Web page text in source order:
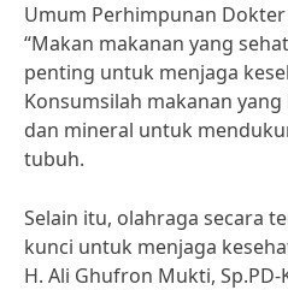
Umum Perhimpunan Dokter
“Makan makanan yang
penting untuk menjaga
Konsumsilah makanan
dan mineral untuk
tubuh.
Selain itu, olahraga secara
kunci untuk menjaga
H. Ali Ghufron Mukti, Sp.PD-